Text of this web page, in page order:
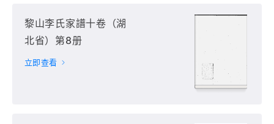
黎山李氏家譜十卷（湖
北省）第8册
立即查看